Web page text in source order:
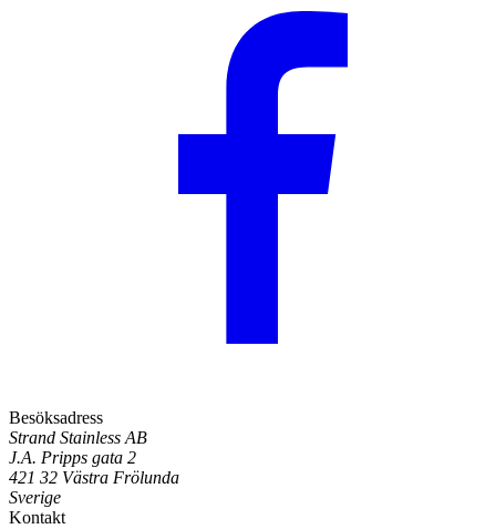
Besöksadress
Strand Stainless AB
J.A. Pripps gata 2
421 32 Västra Frölunda
Sverige
Kontakt